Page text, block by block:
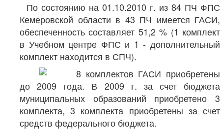
По состоянию на 01.10.2010 г. из 84 ПЧ ФПС
Кемеровской области в 43 ПЧ имеется ГАСИ,
обеспеченность составляет 51,2 % (1 комплект
в Учебном центре ФПС и 1 - дополнительный
комплект находится в СПЧ).
8 комплектов ГАСИ приобретены
до 2009 года. В 2009 г. за счет бюджета
муниципальных образований приобретено 3
комплекта, 3 комплекта приобретены за счет
средств федерального бюджета.